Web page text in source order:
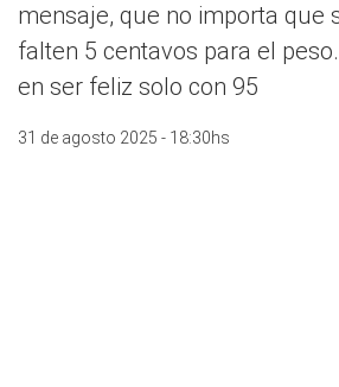
mensaje, que no importa que
falten 5 centavos para el
en ser feliz solo con 95
31 de agosto 2025 - 18:30hs